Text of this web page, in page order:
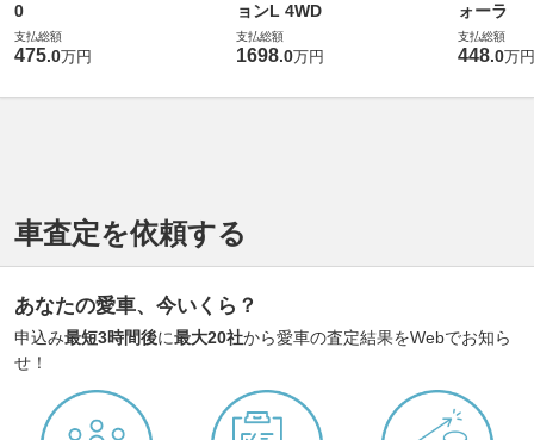
0
支払総額
475.0万円
ョンL 4WD
支払総額
1698.0万円
ォーラ
支払総額
448.0万円
車査定を依頼する
あなたの愛車、今いくら？
申込み最短3時間後に最大20社から愛車の査定結果をWebでお知ら
せ！